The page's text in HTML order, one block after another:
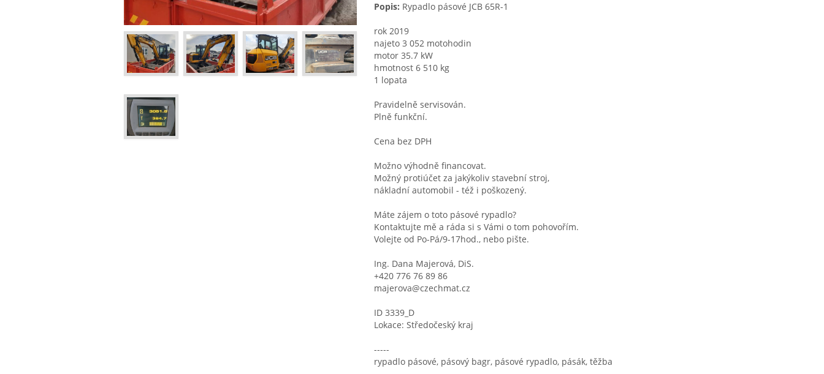
Popis: Rypadlo pásové JCB 65R-1
rok 2019
najeto 3 052 motohodin
motor 35.7 kW
hmotnost 6 510 kg
1 lopata
Pravidelně servisován.
Plně funkční.
Cena bez DPH
Možno výhodně financovat.
Možný protiúčet za jakýkoliv stavební stroj,
nákladní automobil - též i poškozený.
Máte zájem o toto pásové rypadlo?
Kontaktujte mě a ráda si s Vámi o tom pohovořím.
Volejte od Po-Pá/9-17hod., nebo pište.
Ing. Dana Majerová, DiS.
+420 776 76 89 86
majerova@czechmat.cz
ID 3339_D
Lokace: Středočeský kraj
-----
rypadlo pásové, pásový bagr, pásové rypadlo, pásák, těžba